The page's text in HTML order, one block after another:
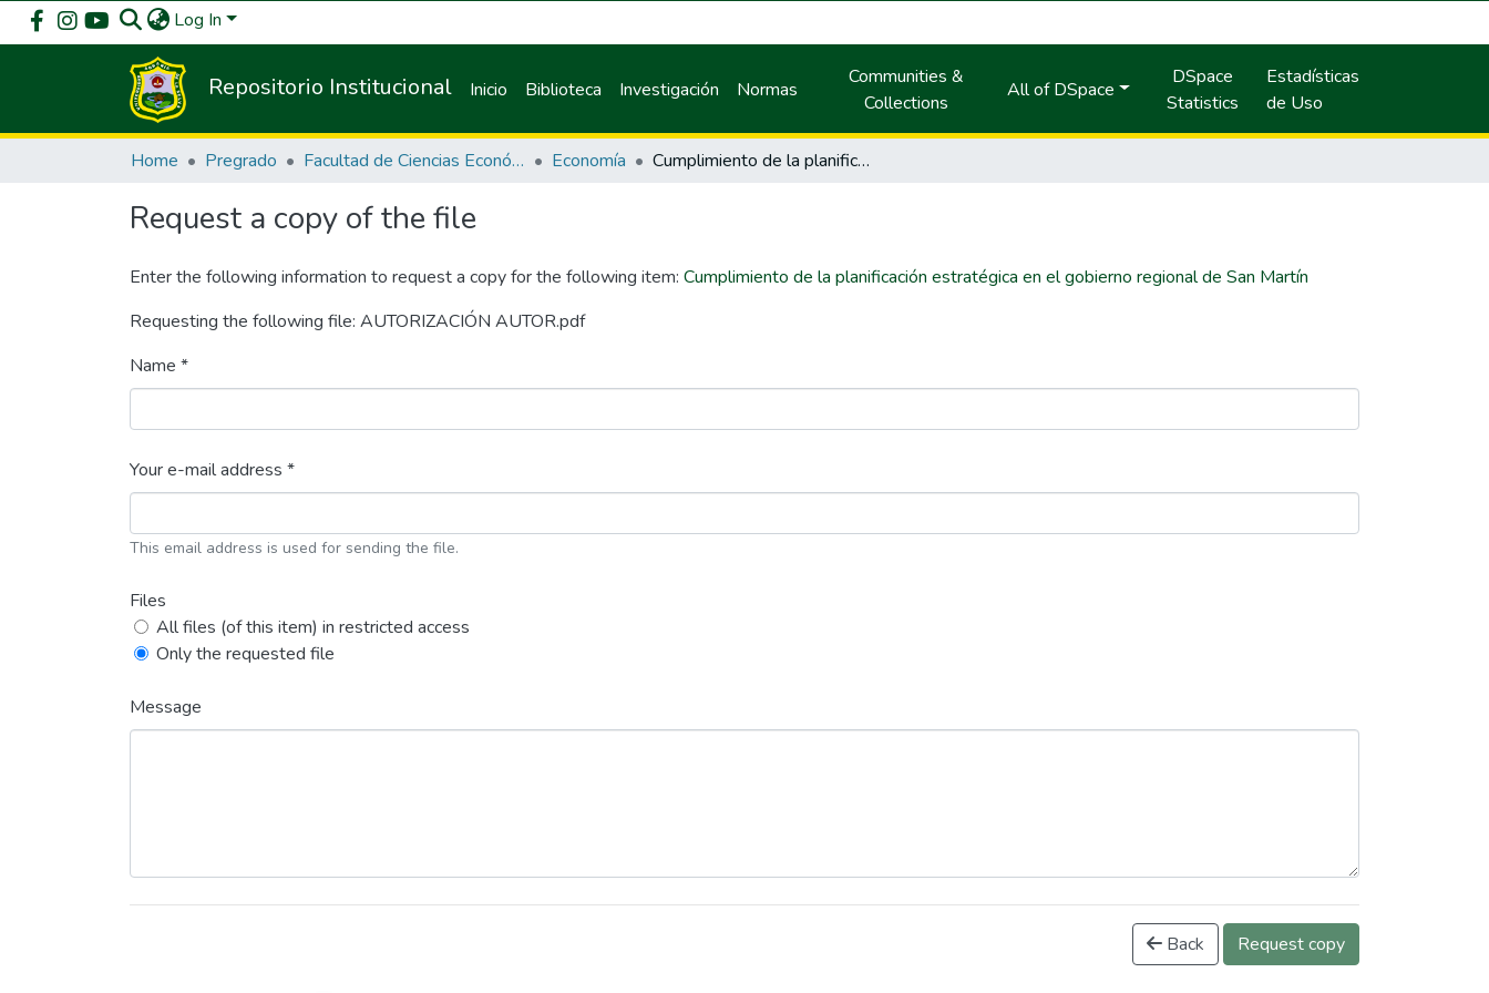
Log In
Repositorio Institucional Inicio Biblioteca Investigación Normas
Communities &
Collections
All of DSpace
DSpace
Statistics
Estadísticas
de Uso
Home Pregrado Facultad de Ciencias Económicas y Administrativas Economía Cumplimiento de la planificación estratégica en el gobierno regional de San Martín
Request a copy of the file
Enter the following information to request a copy for the following item: Cumplimiento de la planificación estratégica en el gobierno regional de San Martín
Requesting the following file: AUTORIZACIÓN AUTOR.pdf
Name *
Your e-mail address *
This email address is used for sending the file.
Files
All files (of this item) in restricted access
Only the requested file
Message
Back Request copy